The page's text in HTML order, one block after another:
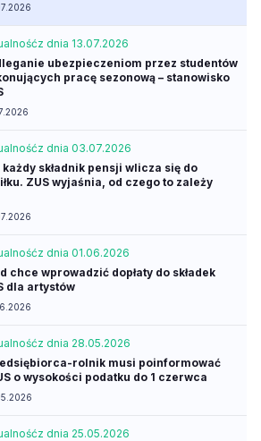
z dnia 13.07.2026
ubezpieczeniom przez studentów
pracę sezonową – stanowisko
z dnia 03.07.2026
każdy składnik pensji wlicza się do
ZUS wyjaśnia, od czego to zależy
z dnia 01.06.2026
chce wprowadzić dopłaty do składek
dla artystów
z dnia 28.05.2026
rolnik musi poinformować
o wysokości podatku do 1 czerwca
z dnia 25.05.2026